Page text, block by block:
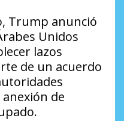
Trump anunció
Unidos
lazos
de un acuerdo
de